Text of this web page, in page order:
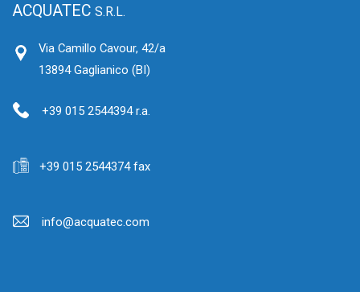
ACQUATEC S.R.L.
Via Camillo Cavour, 42/a
13894 Gaglianico (BI)
+39 015 2544394 r.a.
+39 015 2544374 fax
info@acquatec.com